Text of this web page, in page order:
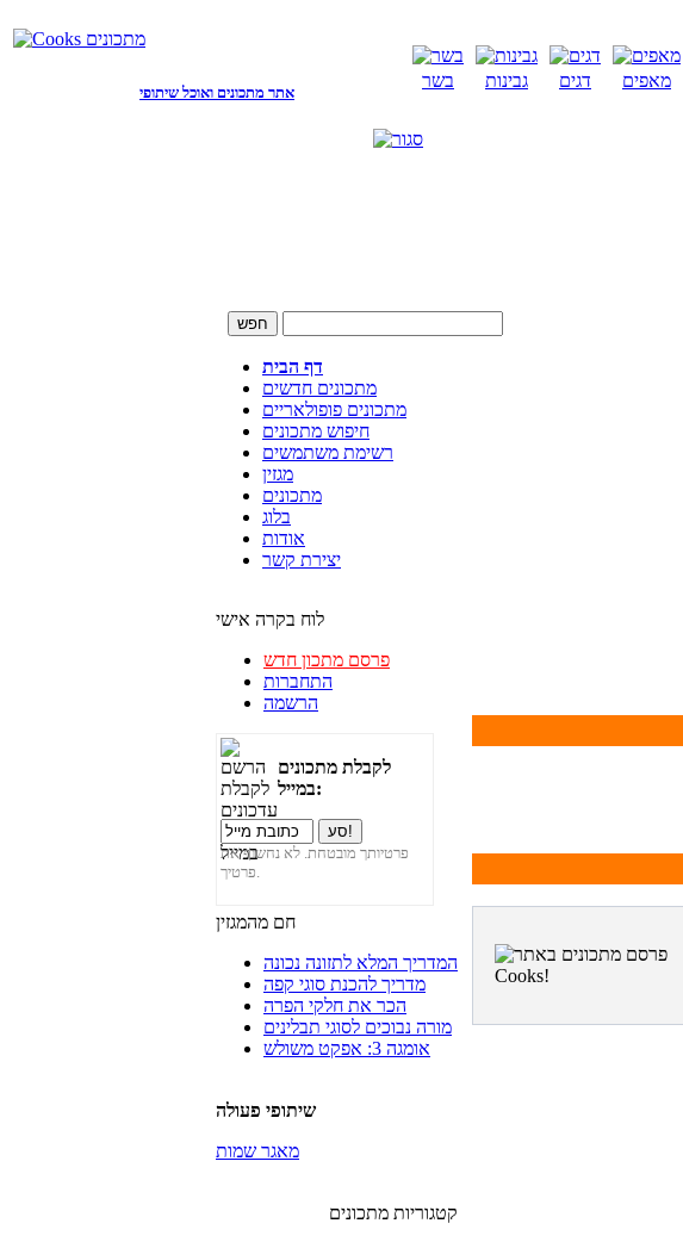
אתר מתכונים ואוכל שיתופי
בשר גבינות דגים מאפים
דף הבית
מתכונים חדשים
מתכונים פופולאריים
חיפוש מתכונים
רשימת משתמשים
מגזין
מתכונים
בלוג
אודות
יצירת קשר
לוח בקרה אישי
פרסם מתכון חדש
התחברות
הרשמה
לקבלת מתכונים
במייל:
פרטיותך מובטחת. לא נחשוף את
פרטיך.
חם מהמגזין
המדריך המלא לתזונה נכונה
מדריך להכנת סוגי קפה
הכר את חלקי הפרה
מורה נבוכים לסוגי תבלינים
אומגה 3: אפקט משולש
שיתופי פעולה
מאגר שמות
קטגוריות מתכונים